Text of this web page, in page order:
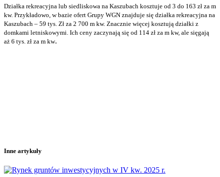
Działka rekreacyjna lub siedliskowa na Kaszubach kosztuje od 3 do 163 zł za m
kw. Przykładowo, w bazie ofert Grupy WGN znajduje się działka rekreacyjna na
Kaszubach – 59 tys. Zł za 2 700 m kw. Znacznie więcej kosztują działki z
domkami letniskowymi. Ich ceny zaczynają się od 114 zł za m kw, ale sięgają
aż 6 tys. zł za m kw.
Inne artykuły